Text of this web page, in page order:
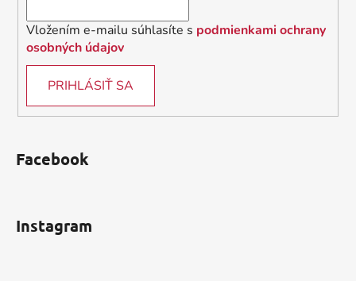
Vložením e-mailu súhlasíte s podmienkami ochrany
osobných údajov
PRIHLÁSIŤ SA
Facebook
Instagram